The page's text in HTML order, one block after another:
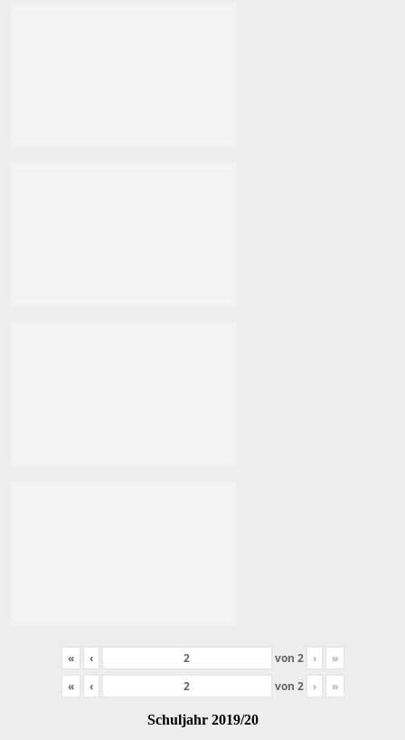
« ‹ von 2 ›
»
«
‹ von 2 › »
Schuljahr 2019/20